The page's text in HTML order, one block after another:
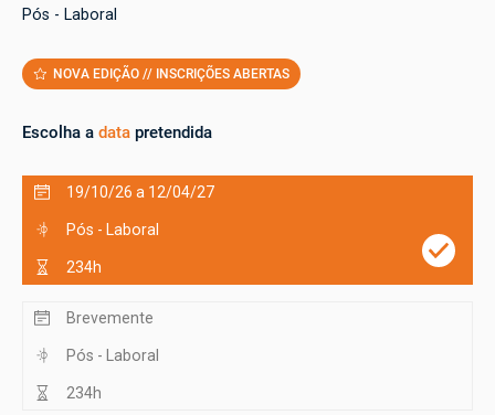
Pós - Laboral
NOVA EDIÇÃO // INSCRIÇÕES ABERTAS
Escolha a data pretendida
19/10/26 a 12/04/27
Pós - Laboral
234h
Brevemente
Pós - Laboral
234h